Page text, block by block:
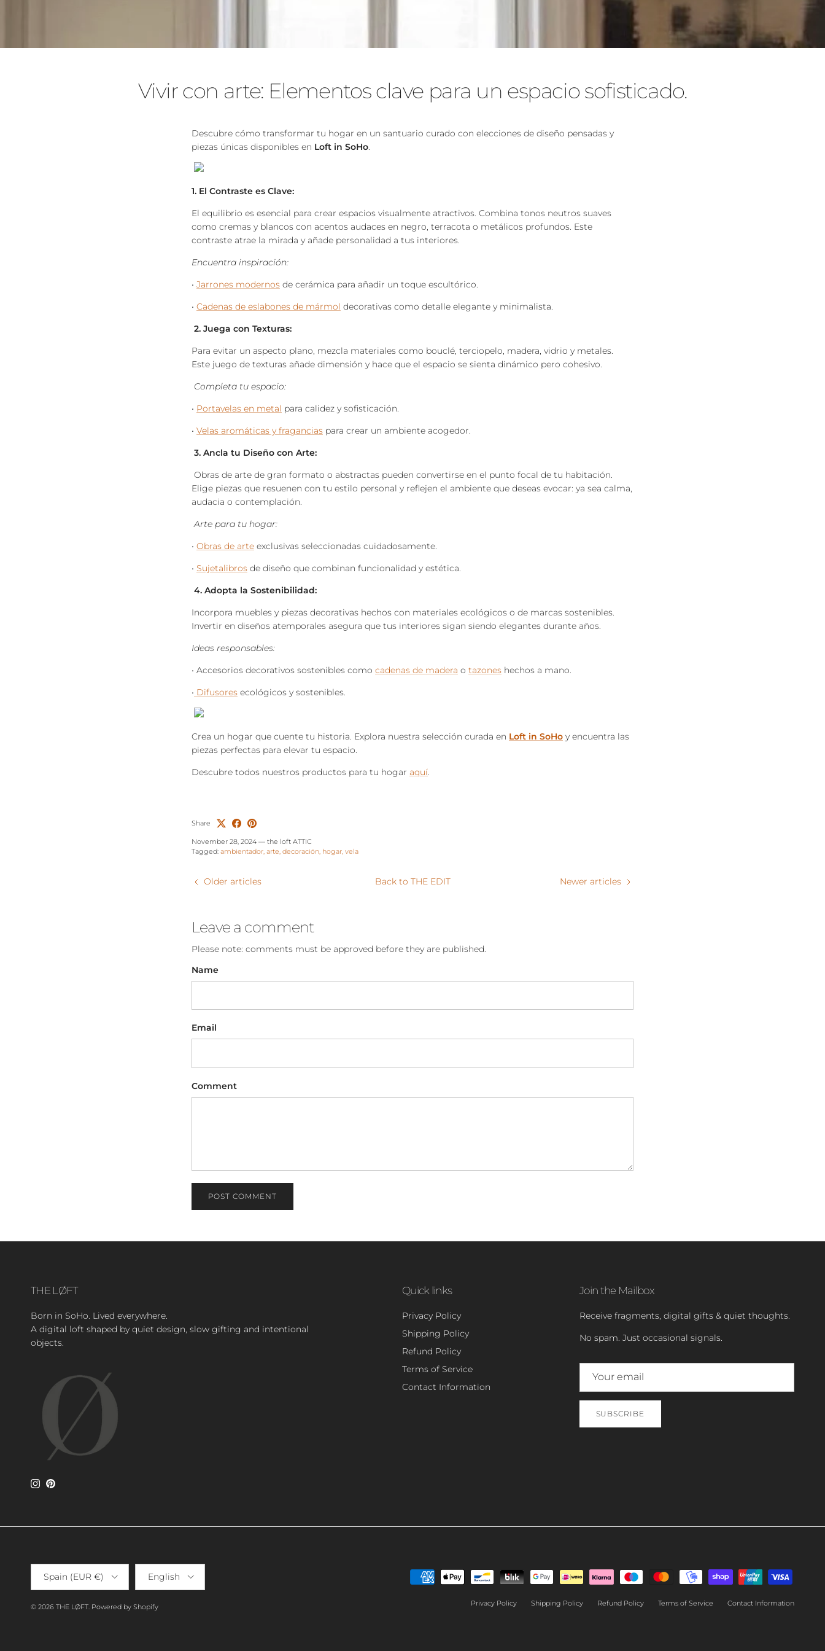
Vivir con arte: Elementos clave para un espacio sofisticado.
Descubre cómo transformar tu hogar en un santuario curado con elecciones de diseño pensadas y
piezas únicas disponibles en Loft in SoHo
1. El Contraste es Clave:
El equilibrio es esencial para crear espacios visualmente atractivos. Combina tonos neutros suaves
como cremas y blancos con acentos audaces en negro, terracota o metálicos profundos. Este
contraste atrae la mirada y añade personalidad a tus interiores.
Encuentra inspiración:
• Jarrones modernos de cerámica para añadir un toque escultórico.
• Cadenas de eslabones de mármol decorativas como detalle elegante y minimalista.
2. Juega con Texturas:
Para evitar un aspecto plano, mezcla materiales como bouclé, terciopelo, madera, vidrio y metales.
Este juego de texturas añade dimensión y hace que el espacio se sienta dinámico pero cohesivo.
Completa tu espacio:
• Portavelas en metal para calidez y sofisticación.
• Velas aromáticas y fragancias para crear un ambiente acogedor.
3. Ancla tu Diseño con Arte:
Obras de arte de gran formato o abstractas pueden convertirse en el punto focal de tu habitación.
Elige piezas que resuenen con tu estilo personal y reflejen el ambiente que deseas evocar: ya sea calma,
audacia o contemplación.
Arte para tu hogar:
• Obras de arte exclusivas seleccionadas cuidadosamente.
• Sujetalibros de diseño que combinan funcionalidad y estética.
4. Adopta la Sostenibilidad:
Incorpora muebles y piezas decorativas hechos con materiales ecológicos o de marcas sostenibles.
Invertir en diseños atemporales asegura que tus interiores sigan siendo elegantes durante años.
Ideas responsables:
• Accesorios decorativos sostenibles como cadenas de madera o tazones hechos a mano.
• Difusores ecológicos y sostenibles.
Crea un hogar que cuente tu historia. Explora nuestra selección curada en Loft in SoHo y encuentra las
piezas perfectas para elevar tu espacio.
Descubre todos nuestros productos para tu hogar aquí
Share
November 28, 2024 — the loft ATTIC
Tagged: ambientador arte decoración hogar vela
Older articles Back to THE EDIT Newer articles
Leave a comment
Please note: comments must be approved before they are published.
Name
Email
Comment
POST COMMENT
THE LØFT
Born in SoHo. Lived everywhere.
A digital loft shaped by quiet design, slow gifting and intentional
objects.
Instagram
Pinterest
Quick links
Privacy Policy
Shipping Policy
Refund Policy
Terms of Service
Contact Information
Join the Mailbox
Receive fragments, digital gifts & quiet thoughts.
No spam. Just occasional signals.
SUBSCRIBE
Privacy Policy Shipping Policy Refund Policy Terms of Service Contact Information
Country/Region
Spain (EUR €)
Language
English
© 2026 THE LØFT Powered by Shopify